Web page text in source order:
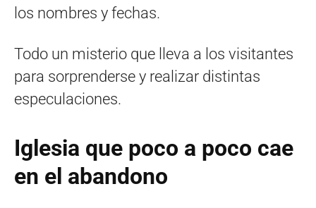
los nombres y fechas.
Todo un misterio que lleva a los visitantes
para sorprenderse y realizar distintas
especulaciones.
Iglesia que poco a poco cae
en el abandono